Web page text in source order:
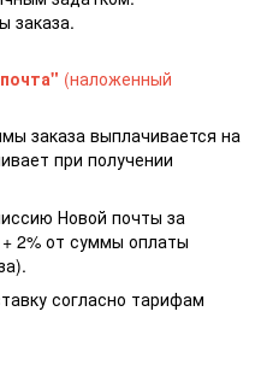
заказа.
(наложенный
заказа выплачивается на
при получении
Новой почты за
2% от суммы оплаты
согласно тарифам